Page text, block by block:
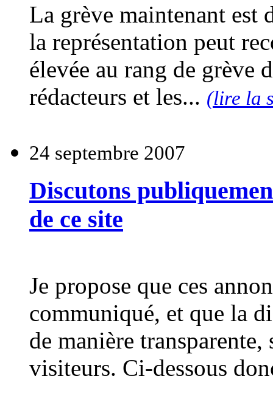
La grève maintenant est
la représentation peut
élevée au rang de grève
rédacteurs et les... (lire la
24 septembre 2007
Discutons
de ce site
Je propose que ces
communiqué, et que la
de manière
visiteurs. Ci-dessous